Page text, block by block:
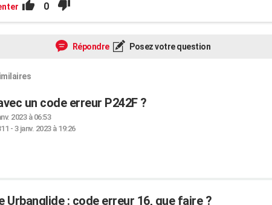
0
Répondre Posez votre question
un code erreur P242F ?
2023 à 06:53
- 3 janv. 2023 à 19:26
: code erreur 16, que faire ?